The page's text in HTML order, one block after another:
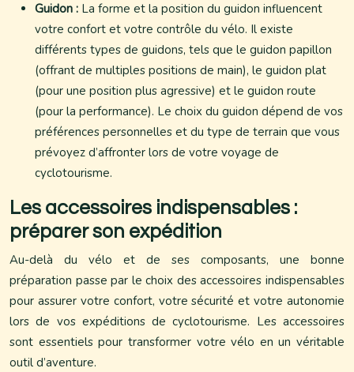
Guidon : La forme et la position du guidon influencent
votre confort et votre contrôle du vélo. Il existe
différents types de guidons, tels que le guidon papillon
(offrant de multiples positions de main), le guidon plat
(pour une position plus agressive) et le guidon route
(pour la performance). Le choix du guidon dépend de vos
préférences personnelles et du type de terrain que vous
prévoyez d’affronter lors de votre voyage de
cyclotourisme.
Les accessoires indispensables :
préparer son expédition
Au-delà du vélo et de ses composants, une bonne
préparation passe par le choix des accessoires indispensables
pour assurer votre confort, votre sécurité et votre autonomie
lors de vos expéditions de cyclotourisme. Les accessoires
sont essentiels pour transformer votre vélo en un véritable
outil d’aventure.